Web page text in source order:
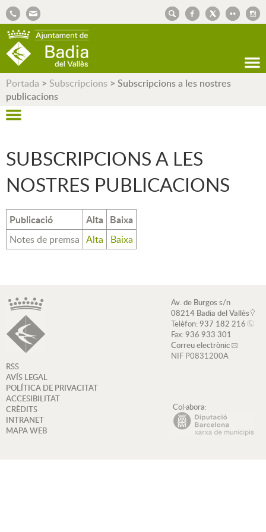
Portada > Subscripcions > Subscripcions a les nostres
publicacions
SUBSCRIPCIONS A LES
NOSTRES PUBLICACIONS
Publicació Alta Baixa
Notes de premsa Alta Baixa
Av. de Burgos s/n
08214 Badia del Vallès
Telèfon:937 182 216
Fax:936 933 301
Correu electrònic
NIF P0831200A
RSS
AVÍS LEGAL
POLÍTICA DE PRIVACITAT
ACCESIBILITAT
CRÈDITS
INTRANET
MAPA WEB
Col·abora: